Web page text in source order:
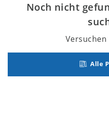
Noch nicht
Versuchen
Alle